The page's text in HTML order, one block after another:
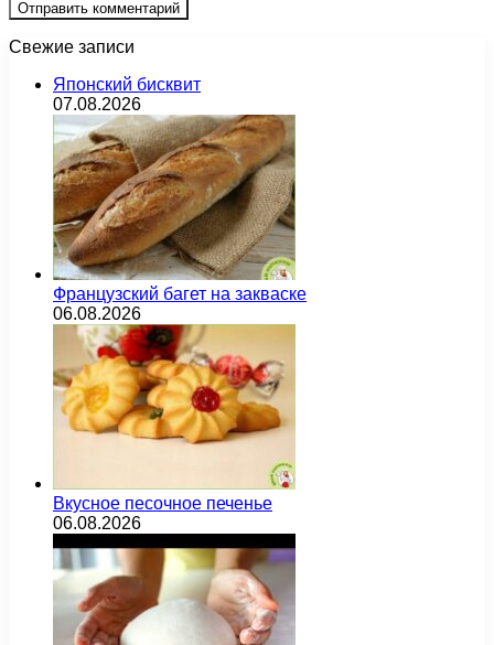
Свежие записи
Японский бисквит
07.08.2026
Французский багет на закваске
06.08.2026
Вкусное песочное печенье
06.08.2026